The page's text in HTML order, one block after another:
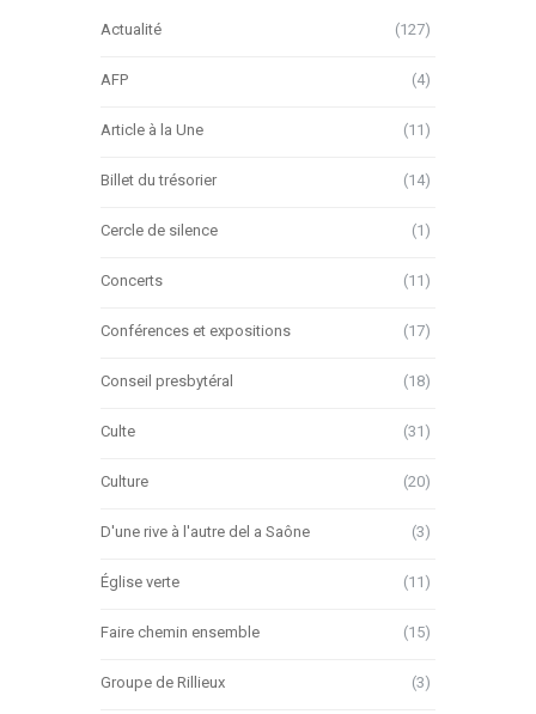
Actualité (127)
AFP (4)
Article à la Une (11)
Billet du trésorier (14)
Cercle de silence (1)
Concerts (11)
Conférences et expositions (17)
Conseil presbytéral (18)
Culte (31)
Culture (20)
D'une rive à l'autre del a Saône (3)
Église verte (11)
Faire chemin ensemble (15)
Groupe de Rillieux (3)